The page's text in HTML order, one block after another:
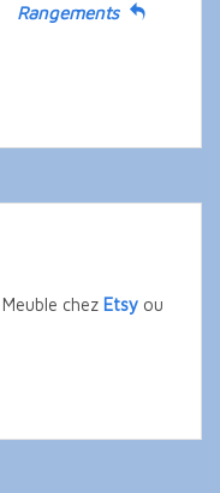
Rangements
chez Etsy ou